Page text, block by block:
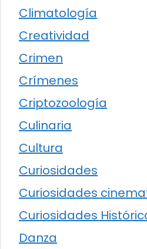
Climatología
Creatividad
Crimen
Crímenes
Criptozoología
Culinaria
Cultura
Curiosidades
Curiosidades
Curiosidades
Danza